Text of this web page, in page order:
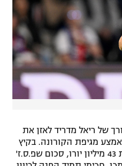
של ריאל מדריד לאזן את
מגיפת הקורונה. בקיץ
2020, אינטר רכשה את המגן תמורת 43 מיליון יורו, סכום שפ.ס.ז'